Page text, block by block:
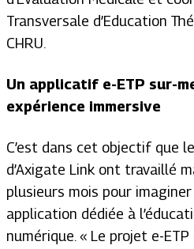
Transversale d’Education
CHRU.
Un applicatif e-ETP sur-
expérience immersive
C’est dans cet objectif que
d’Axigate Link ont travaillé
plusieurs mois pour
application dédiée à
numérique. « Le projet e-